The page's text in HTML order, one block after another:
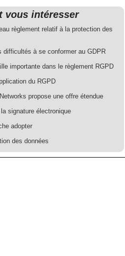
vous intéresser
règlement relatif à la protection des
difficultés à se conformer au GDPR
importante dans le règlement RGPD
du RGPD
propose une offre étendue
signature électronique
adopter
des données